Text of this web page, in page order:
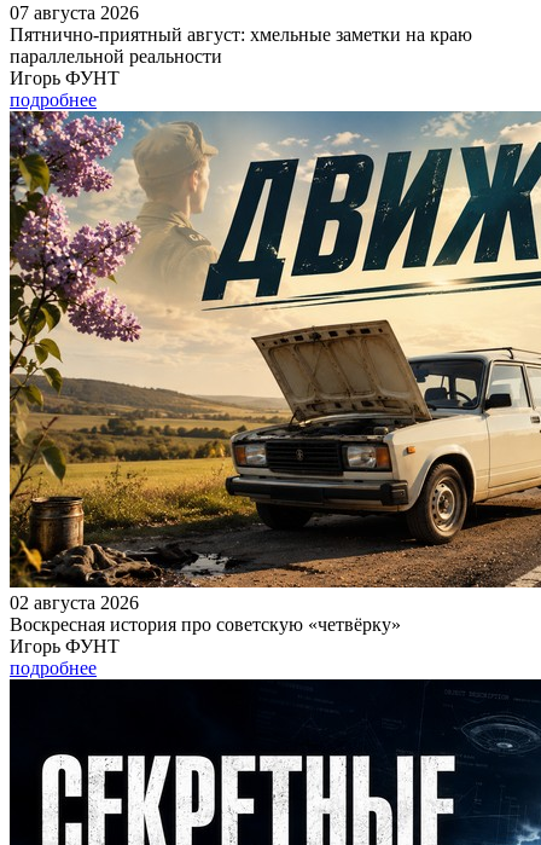
07 августа 2026
Пятнично-приятный август: хмельные заметки на краю
параллельной реальности
Игорь ФУНТ
подробнее
02 августа 2026
Воскресная история про советскую «четвёрку»
Игорь ФУНТ
подробнее